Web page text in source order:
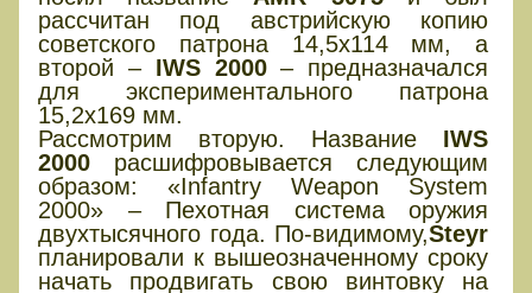
рассчитан под австрийскую копию
советского патрона 14,5х114 мм, а
второй – IWS 2000– предназначался
для экспериментального патрона
15,2х169 мм.
Рассмотрим вторую. Название IWS
2000 расшифровывается следующим
образом: «Infantry Weapon System
2000» – Пехотная система оружия
двухтысячного года. По-видимому,Steyr
планировали к вышеозначенному сроку
начать продвигать свою винтовку на